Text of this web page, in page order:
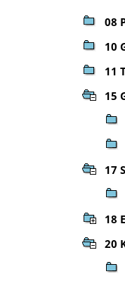
08
10
11
15
17
18
20